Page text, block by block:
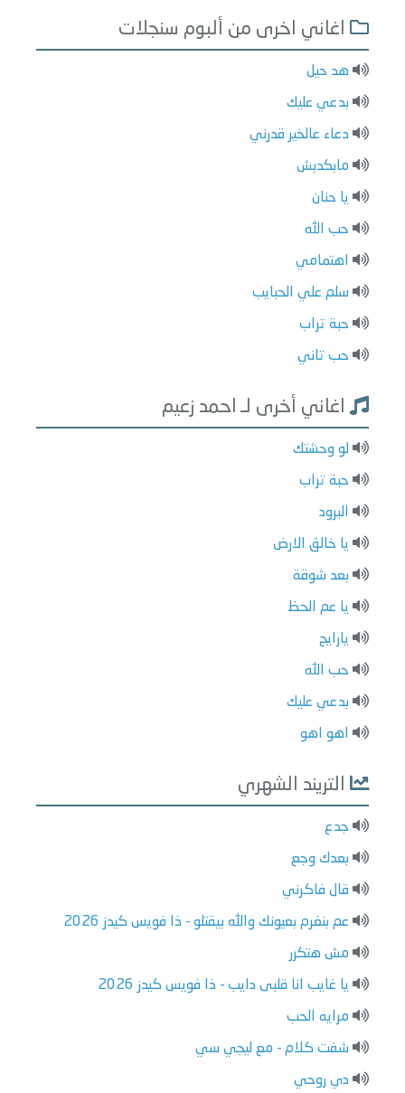
اغاني اخرى من ألبوم سنجلات
هد حيل
بدعي عليك
دعاء عالخير قدرني
مابكدبش
يا حنان
حب الله
اهتمامي
سلم علي الحبايب
حبة تراب
حب تاني
اغاني أخرى لـ احمد زعيم
لو وحشتك
حبة تراب
البرود
يا خالق الارض
بعد شوقة
يا عم الحظ
يارايح
حب الله
بدعي عليك
اهو اهو
التريند الشهري
جدع
بعدك وجع
قال فاكرني
عم بنغرم بعيونك والله بيقتلو - ذا فويس كيدز 2026
مش هتكرر
يا غايب انا قلبى دايب - ذا فويس كيدز 2026
مرايه الحب
شفت كلام - مع ليجي سي
دي روحي